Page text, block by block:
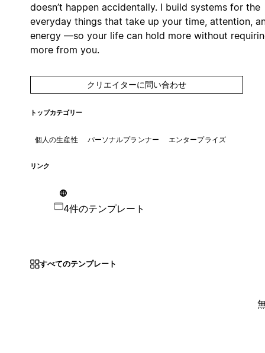
doesn’t happen accidentally. I build systems for the
everyday things that take up your time, attention,
energy —so your life can hold more without
more from you.
クリエイターに問い合わせ
トップカテゴリー
個人の生産性 パーソナルプランナー エンタープライズ
リンク
4件のテンプレート
すべてのテンプレート